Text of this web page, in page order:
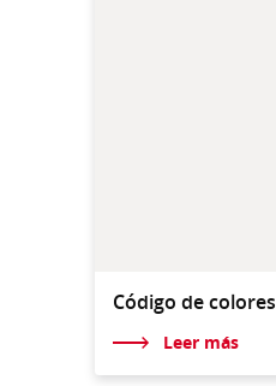
Código de colores
Leer más